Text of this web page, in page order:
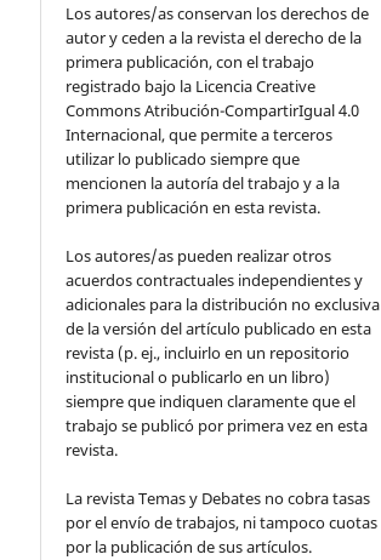
Los autores/as conservan los derechos de
autor y ceden a la revista el derecho de la
primera publicación, con el trabajo
registrado bajo la Licencia Creative
Commons Atribución-CompartirIgual 4.0
Internacional, que permite a terceros
utilizar lo publicado siempre que
mencionen la autoría del trabajo y a la
primera publicación en esta revista.
Los autores/as pueden realizar otros
acuerdos contractuales independientes y
adicionales para la distribución no exclusiva
de la versión del artículo publicado en esta
revista (p. ej., incluirlo en un repositorio
institucional o publicarlo en un libro)
siempre que indiquen claramente que el
trabajo se publicó por primera vez en esta
revista.
La revista Temas y Debates no cobra tasas
por el envío de trabajos, ni tampoco cuotas
por la publicación de sus artículos.